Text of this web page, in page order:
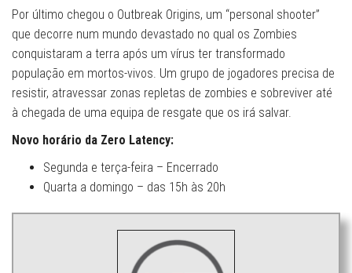
Por último chegou o Outbreak Origins, um “personal shooter”
que decorre num mundo devastado no qual os Zombies
conquistaram a terra após um vírus ter transformado
população em mortos-vivos. Um grupo de jogadores precisa de
resistir, atravessar zonas repletas de zombies e sobreviver até
à chegada de uma equipa de resgate que os irá salvar.
Novo horário da Zero Latency:
Segunda e terça-feira – Encerrado
Quarta a domingo – das 15h às 20h